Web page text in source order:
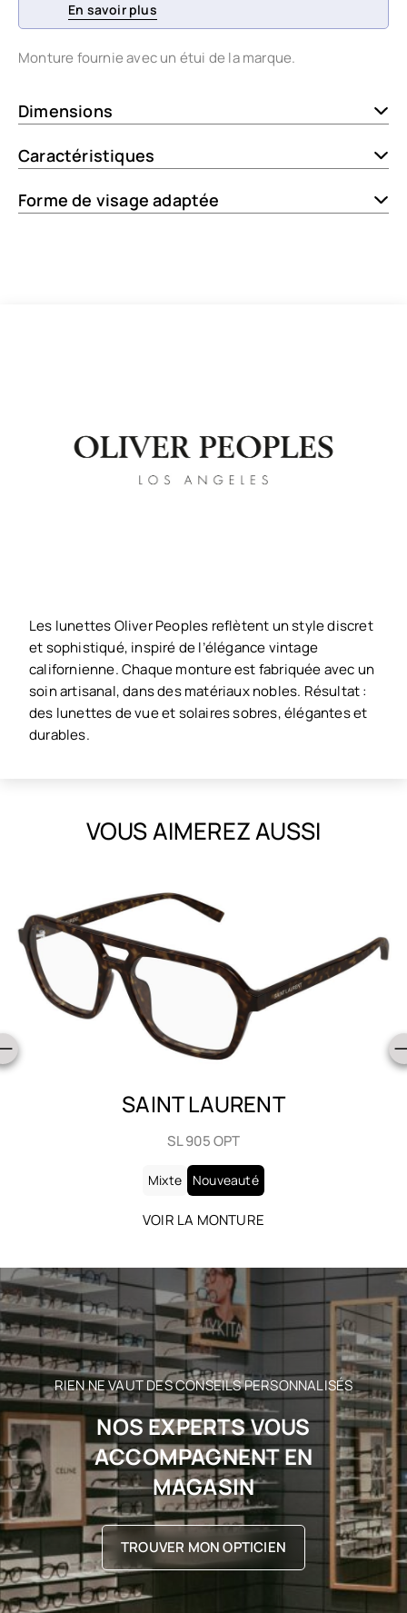
En savoir plus
Monture fournie avec un étui de la marque.
Dimensions
Caractéristiques
Forme de visage adaptée
Les lunettes Oliver Peoples reflètent un style discret
et sophistiqué, inspiré de l’élégance vintage
californienne. Chaque monture est fabriquée avec un
soin artisanal, dans des matériaux nobles. Résultat :
des lunettes de vue et solaires sobres, élégantes et
durables.
VOUS AIMEREZ AUSSI
SAINT LAURENT
SL 905 OPT
Mixte Nouveauté
VOIR LA MONTURE
RIEN NE VAUT DES CONSEILS PERSONNALISÉS
NOS EXPERTS VOUS
ACCOMPAGNENT EN
MAGASIN
TROUVER MON OPTICIEN